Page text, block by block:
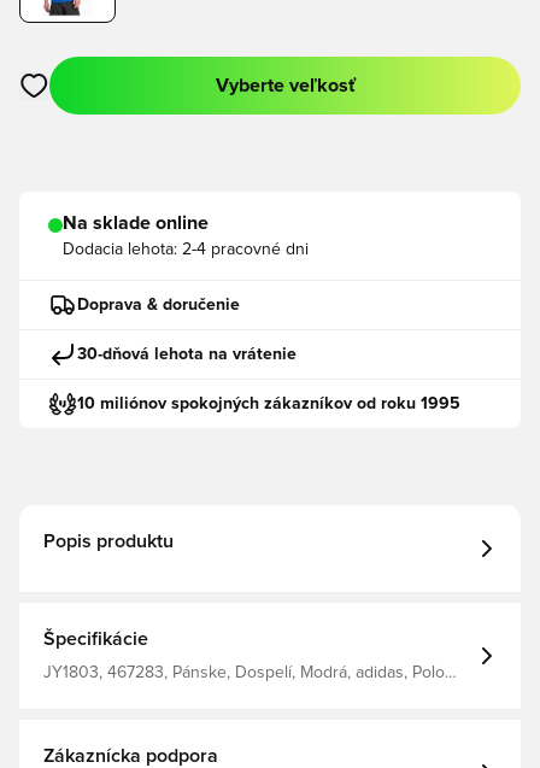
Otvorí modál na prihlásenie alebo registráciu ako člen
Vyberte veľkosť
Na sklade online
Dodacia lehota: 2-4 pracovné dni
Doprava & doručenie
30-dňová lehota na vrátenie
10 miliónov spokojných zákazníkov od roku 1995
Popis produktu
Špecifikácie
JY1803, 467283, Pánske, Dospelí, Modrá, adidas, Polo
Zákaznícka podpora